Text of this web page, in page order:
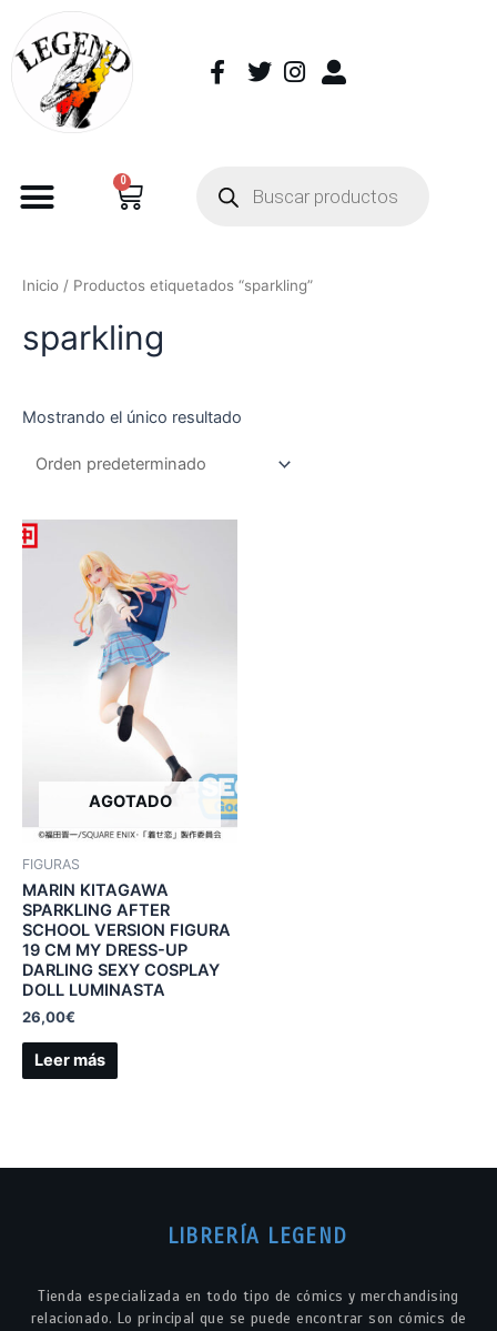
0
Inicio / Productos etiquetados “sparkling”
sparkling
Mostrando el único resultado
AGOTADO
FIGURAS
MARIN KITAGAWA
SPARKLING AFTER
SCHOOL VERSION FIGURA
19 CM MY DRESS-UP
DARLING SEXY COSPLAY
DOLL LUMINASTA
26,00€
Leer más
LIBRERÍA LEGEND
Tienda especializada en todo tipo de cómics y merchandising
relacionado. Lo principal que se puede encontrar son cómics de